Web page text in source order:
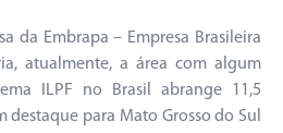
da Embrapa – Empresa Brasileira
atualmente, a área com algum
ILPF no Brasil abrange 11,5
destaque para Mato Grosso do Sul